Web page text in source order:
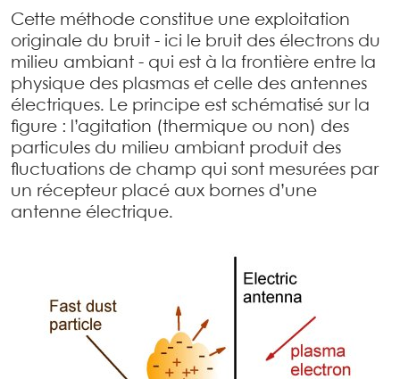
Cette méthode constitue une exploitation
originale du bruit - ici le bruit des électrons du
milieu ambiant - qui est à la frontière entre la
physique des plasmas et celle des antennes
électriques. Le principe est schématisé sur la
figure : l’agitation (thermique ou non) des
particules du milieu ambiant produit des
fluctuations de champ qui sont mesurées par
un récepteur placé aux bornes d’une
antenne électrique.